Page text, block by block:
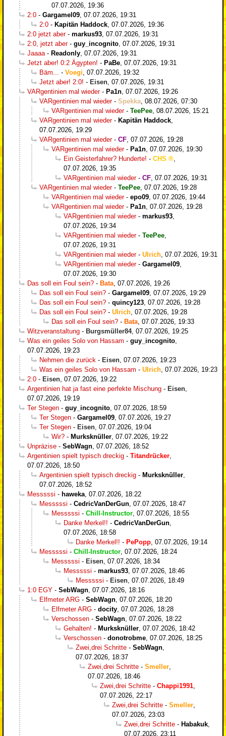
07.07.2026, 19:36
2:0 - Gargamel09 07.07.2026, 19:31
2:0 - Kapitän Haddock 07.07.2026, 19:36
2:0 jetzt aber- markus93 07.07.2026, 19:31
2:0, jetzt aber- guy_incognito 07.07.2026, 19:31
Jaaaa - Readonly 07.07.2026, 19:31
Jetzt aber! 0:2 Ägypten! - PaBe 07.07.2026, 19:31
Bäm...
- Voegi 07.07.2026, 19:32
Jetzt aber! 2:0! - Eisen 07.07.2026, 19:31
VARgentinien mal wieder- Pa1n 07.07.2026, 19:26
VARgentinien mal wieder- Spekka 08.07.2026, 07:30
VARgentinien mal wieder- TeePee 08.07.2026, 15:21
VARgentinien mal wieder- Kapitän Haddock
07.07.2026, 19:29
VARgentinien mal wieder- CF 07.07.2026, 19:28
VARgentinien mal wieder- Pa1n 07.07.2026, 19:30
Ein Geisterfahrer? Hunderte! - CHS
07.07.2026, 19:35
VARgentinien mal wieder- CF 07.07.2026, 19:31
VARgentinien mal wieder- TeePee 07.07.2026, 19:28
VARgentinien mal wieder- epo09 07.07.2026, 19:44
VARgentinien mal wieder- Pa1n 07.07.2026, 19:28
VARgentinien mal wieder- markus93
07.07.2026, 19:34
VARgentinien mal wieder- TeePee
07.07.2026, 19:31
VARgentinien mal wieder- Ulrich 07.07.2026, 19:31
VARgentinien mal wieder- Gargamel09
07.07.2026, 19:30
Das soll ein Foul sein? - Bata 07.07.2026, 19:26
Das soll ein Foul sein? - Gargamel09 07.07.2026, 19:29
Das soll ein Foul sein? - quincy123 07.07.2026, 19:28
Das soll ein Foul sein? - Ulrich 07.07.2026, 19:28
Das soll ein Foul sein? - Bata 07.07.2026, 19:33
Witzveranstaltung - Burgsmüller84, 07.07.2026, 19:25
Was ein geiles Solo von Hassam - guy_incognito
07.07.2026, 19:23
Nehmen die zurück - Eisen 07.07.2026, 19:23
Was ein geiles Solo von Hassam - Ulrich 07.07.2026, 19:23
2:0 - Eisen 07.07.2026, 19:22
Argentinien hat ja fast eine perfekte Mischung - Eisen
07.07.2026, 19:19
Ter Stegen - guy_incognito 07.07.2026, 18:59
Ter Stegen - Gargamel09 07.07.2026, 19:27
Ter Stegen - Eisen 07.07.2026, 19:04
Wir? - Murksknüller 07.07.2026, 19:22
Unpräzise - SebWagn 07.07.2026, 18:52
Argentinien spielt typisch dreckig - Titandrücker
07.07.2026, 18:50
Argentinien spielt typisch dreckig - Murksknüller
07.07.2026, 18:52
Messsssi - haweka 07.07.2026, 18:22
Messsssi - CedricVanDerGun 07.07.2026, 18:47
Messsssi - Chill-Instructor 07.07.2026, 18:55
Danke Merkel!! - CedricVanDerGun
07.07.2026, 18:58
Danke Merkel!! - PePopp 07.07.2026, 19:14
Messsssi - Chill-Instructor 07.07.2026, 18:24
Messsssi - Eisen 07.07.2026, 18:34
Messsssi - markus93 07.07.2026, 18:46
Messsssi - Eisen 07.07.2026, 18:49
1:0 EGY - SebWagn 07.07.2026, 18:16
Elfmeter ARG - SebWagn 07.07.2026, 18:20
Elfmeter ARG - docity 07.07.2026, 18:28
Verschossen - SebWagn 07.07.2026, 18:22
Gehalten! - Murksknüller 07.07.2026, 18:42
Verschossen - donotrobme 07.07.2026, 18:25
Zwei,drei Schritte - SebWagn
07.07.2026, 18:37
Zwei,drei Schritte - Smeller
07.07.2026, 18:46
Zwei,drei Schritte - Chappi1991
07.07.2026, 22:17
Zwei,drei Schritte - Smeller
07.07.2026, 23:03
Zwei,drei Schritte - Habakuk
07.07.2026, 23:11